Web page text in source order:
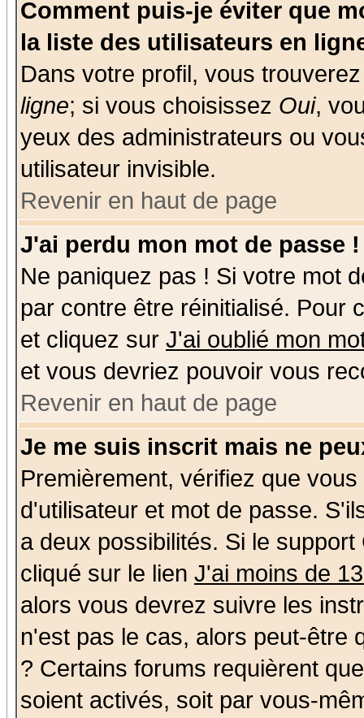
Comment puis-je éviter que
la liste des utilisateurs en
Dans votre profil, vous
ligne; si vous choisissez Oui,
yeux des administrateurs ou
utilisateur invisible.
Revenir en haut de page
J'ai perdu mon mot de passe !
Ne paniquez pas ! Si votre mot
par contre être réinitialisé. Pour
et cliquez sur J'ai oublié mon
et vous devriez pouvoir vous
Revenir en haut de page
Je me suis inscrit mais ne
Premièrement, vérifiez que
d'utilisateur et mot de passe.
a deux possibilités. Si le
cliqué sur le lien J'ai moins de
alors vous devrez suivre les
n'est pas le cas, alors peut-être
? Certains forums requièrent
soient activés, soit par vous-